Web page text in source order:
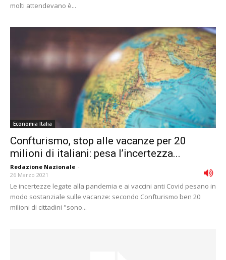
molti attendevano è...
Economia Italia
Confturismo, stop alle vacanze per 20
milioni di italiani: pesa l’incertezza...
Redazione Nazionale -
26 Marzo 2021
Le incertezze legate alla pandemia e ai vaccini anti Covid pesano in
modo sostanziale sulle vacanze: secondo Confturismo ben 20
milioni di cittadini "sono...